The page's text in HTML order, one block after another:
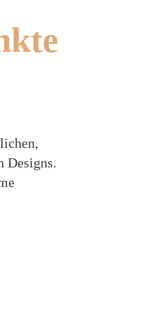
Designs.